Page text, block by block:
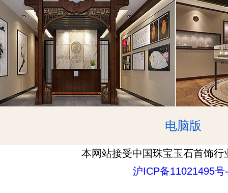
电脑版
本网站接受中国珠宝玉石首饰行
沪ICP备11021495号